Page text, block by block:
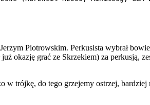
Piotrowskim. Perkusista wybrał
okazję grać ze Skrzekiem) za perkusją,
w trójkę, do tego grzejemy ostrzej,